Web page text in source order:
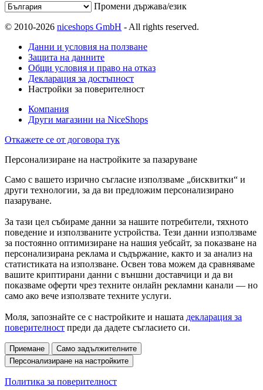
Промени държава/език
© 2010-2026 niceshops GmbH - All rights reserved.
Данни и условия на ползване
Защита на данните
Общи условия и право на отказ
Декларация за достъпност
Настройки за поверителност
Компания
Други магазини на NiceShops
Откажете се от договора тук
Персонализиране на настройките за пазаруване
Само с вашето изрично съгласие използваме „бисквитки“ и
други технологии, за да ви предложим персонализирано
пазаруване.
За тази цел събираме данни за нашите потребители, тяхното
поведение и използваните устройства. Тези данни използваме
за постоянно оптимизиране на нашия уебсайт, за показване на
персонализирана реклама и съдържание, както и за анализ на
статистиката на използване. Освен това можем да сравняваме
вашите криптирани данни с външни доставчици и да ви
показваме оферти чрез техните онлайн рекламни канали — но
само ако вече използвате техните услуги.
Моля, запознайте се с настройките и нашата декларация за
поверителност преди да дадете съгласието си.
Приемане
Само задължителните
Персонализиране на настройките
Политика за поверителност